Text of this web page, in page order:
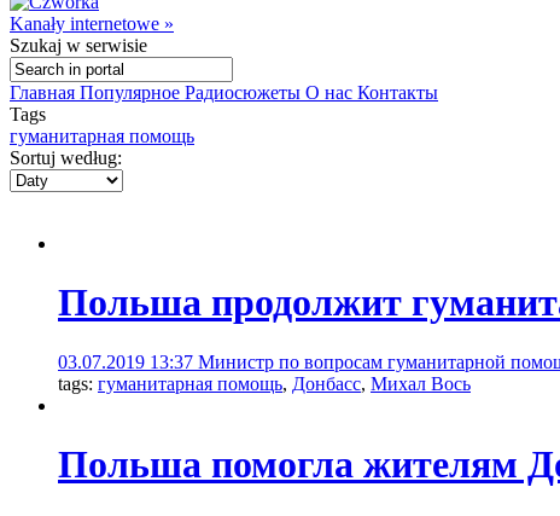
Kanały internetowe »
Szukaj w serwisie
Главная Популярное Радиосюжеты О нас Контакты
Tags
гуманитарная помощь
Sortuj według:
Польша продолжит
03.07.2019 13:37 Министр по вопросам гуманитарной
tags: гуманитарная помощь, Донбасс, Михал Вось
Польша помогла жителям